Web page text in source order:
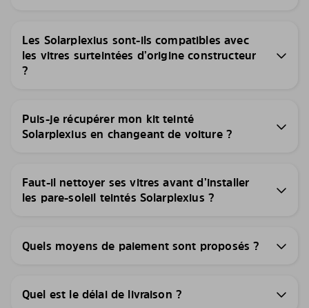
Les Solarplexius sont-ils compatibles avec
les vitres surteintées d’origine constructeur
?
Puis-je récupérer mon kit teinté
Solarplexius en changeant de voiture ?
Faut-il nettoyer ses vitres avant d’installer
les pare-soleil teintés Solarplexius ?
Quels moyens de paiement sont proposés ?
Quel est le délai de livraison ?